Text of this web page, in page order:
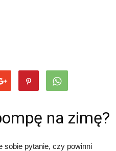
na zimę?
sobie pytanie, czy powinni